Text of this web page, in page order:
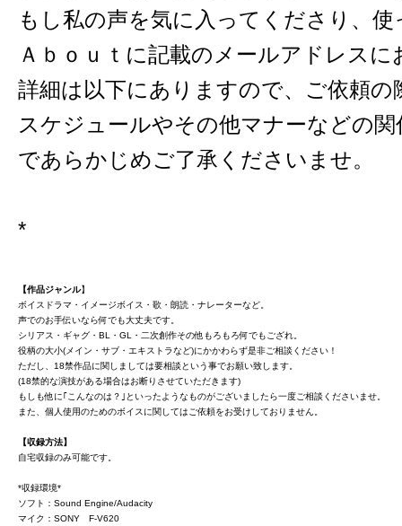
もし私の声を気に入ってくださり、
Ａｂｏｕｔに記載のメールアドレス
詳細は以下にありますので、ご依頼
スケジュールやその他マナーなどの
であらかじめご了承くださいませ。
*
【作品ジャンル】
ボイスドラマ・イメージボイス・歌・朗読・ナレーターなど。
声でのお手伝いなら何でも大丈夫です。
シリアス・ギャグ・BL・GL・二次創作その他もろもろ何でもござれ。
役柄の大小(メイン・サブ・エキストラなど)にかかわらず是非ご相談ください！
ただし、18禁作品に関しましては要相談という事でお願い致します。
(18禁的な演技がある場合はお断りさせていただきます)
もしも他に｢こんなのは？｣といったようなものがございましたら一度ご相談くださいませ。
また、個人使用のためのボイスに関してはご依頼をお受けしておりません。
【収録方法】
自宅収録のみ可能です。
*収録環境*
ソフト：Sound Engine/Audacity
マイク：SONY F-V620